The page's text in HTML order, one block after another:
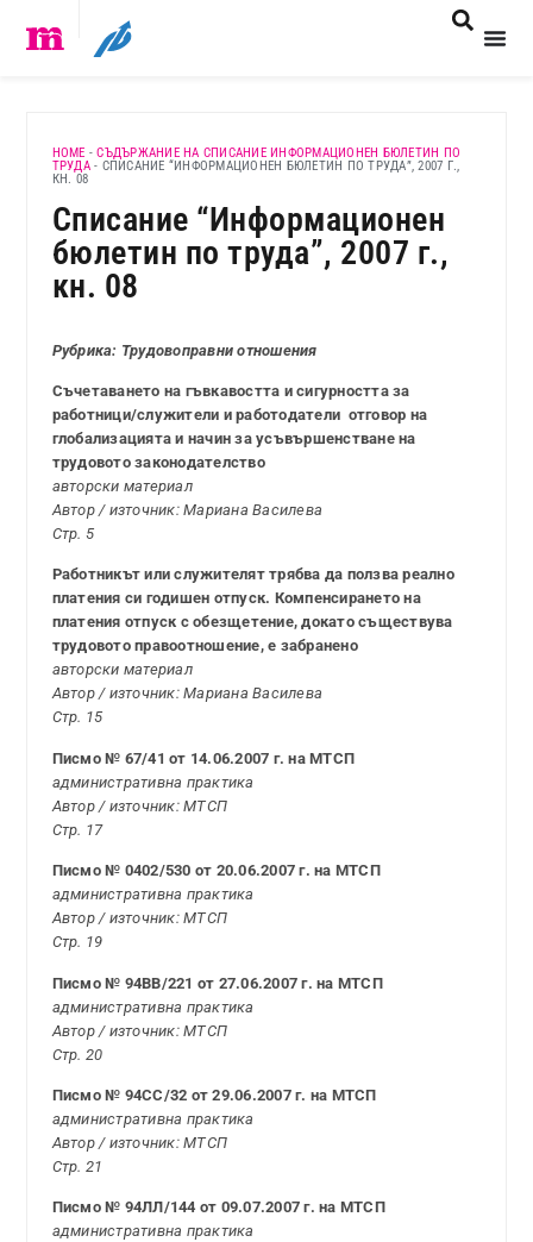
HOME -СЪДЪРЖАНИЕ НА СПИСАНИЕ ИНФОРМАЦИОНЕН БЮЛЕТИН ПО
ТРУДА- СПИСАНИЕ “ИНФОРМАЦИОНЕН БЮЛЕТИН ПО ТРУДА”, 2007 Г.,
КН. 08
Списание “Информационен
бюлетин по труда”, 2007 г.,
кн. 08
Рубрика: Трудовоправни отношения
Съчетаването на гъвкавостта и сигурността за
работници/служители и работодатели ­ отговор на
глобализацията и начин за усъвършенстване на
трудовото законодателство
авторски материал
Автор / източник: Мариана Василева
Стр. 5
Работникът или служителят трябва да ползва реално
платения си годишен отпуск. Компенсирането на
платения отпуск с обезщетение, докато съществува
трудовото правоотношение, е забранено
авторски материал
Автор / източник: Мариана Василева
Стр. 15
Писмо № 67/41 от 14.06.2007 г. на МТСП
административна практика
Автор / източник: МТСП
Стр. 17
Писмо № 0402/530 от 20.06.2007 г. на МТСП
административна практика
Автор / източник: МТСП
Стр. 19
Писмо № 94ВВ/221 от 27.06.2007 г. на МТСП
административна практика
Автор / източник: МТСП
Стр. 20
Писмо № 94СС/32 от 29.06.2007 г. на МТСП
административна практика
Автор / източник: МТСП
Стр. 21
Писмо № 94ЛЛ/144 от 09.07.2007 г. на МТСП
административна практика